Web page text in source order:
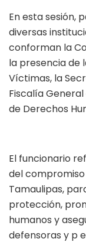
En esta sesión,
diversas
conforman la
la presencia de
Víctimas, la
Fiscalía
de Derechos
El funcionario
del
Tamaulipas,
protección,
humanos y
defensoras y p